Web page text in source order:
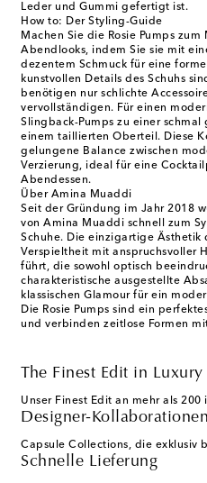
Leder und Gummi gefertigt ist.
How to: Der Styling-Guide
Machen Sie die Rosie Pumps
Abendlooks, indem Sie sie mit
dezentem Schmuck für eine
kunstvollen Details des Schuhs
benötigen nur schlichte
vervollständigen. Für einen
Slingback-Pumps zu einer
einem taillierten Oberteil. Diese
gelungene Balance zwischen
Verzierung, ideal für eine
Abendessen.
Über Amina Muaddi
Seit der Gründung im Jahr 2018
von Amina Muaddi schnell zum
Schuhe. Die einzigartige Ästhetik
Verspieltheit mit anspruchsvoller
führt, die sowohl optisch
charakteristische ausgestellte
klassischen Glamour für ein
Die Rosie Pumps sind ein
und verbinden zeitlose Formen
The Finest Edit in Luxury
Unser Finest Edit an mehr als
Designer-Kollaborationen
Capsule Collections, die exklusiv
Schnelle Lieferung